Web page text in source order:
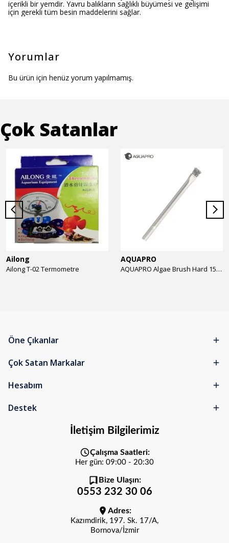
içerikli bir yemdir. Yavru balıkların sağlıklı büyümesi ve gelişimi
için gerekli tüm besin maddelerini sağlar.
Yorumlar
Bu ürün için henüz yorum yapılmamış.
Çok Satanlar
Ailong
Ailong T-02 Termometre
AQUAPRO
AQUAPRO Algae Brush Hard 15cm Yosun Temizlik Fırçası
Öne Çıkanlar
Çok Satan Markalar
Hesabım
Destek
İletişim Bilgilerimiz
Çalışma Saatleri:
Her gün: 09:00 - 20:30
Bize Ulaşın:
0553 232 30 06
Adres:
Kazımdirik, 197. Sk. 17/A,
Bornova/İzmir